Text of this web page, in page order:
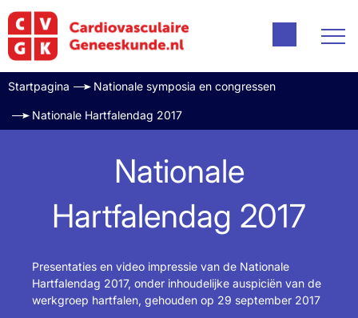
Startpagina Nationale symposia en congressen
Nationale Hartfalendag 2017
Nationale
Hartfalendag 2017
Presentaties en video impressie van de Nationale
Hartfalendag 2017, onder inhoudelijke auspiciën van de
werkgroep hartfalen, gehouden op 29 september 2017